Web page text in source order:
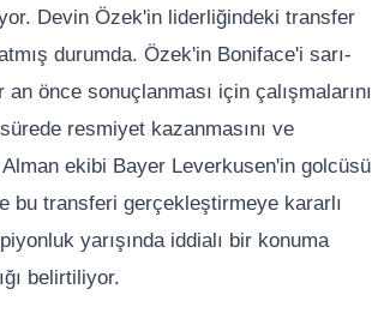
Devin Özek'in liderliğindeki transfer
durumda. Özek'in Boniface'i sarı-
önce sonuçlanması için çalışmalarını
resmiyet kazanmasını ve
Alman ekibi Bayer Leverkusen'in golcüsü
bu transferi gerçekleştirmeye kararlı
yarışında iddialı bir konuma
belirtiliyor.